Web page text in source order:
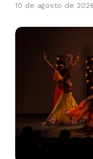
10 de agosto de